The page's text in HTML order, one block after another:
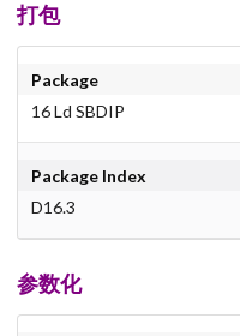
打包
Package
16 Ld SBDIP
Package Index
D16.3
参数化